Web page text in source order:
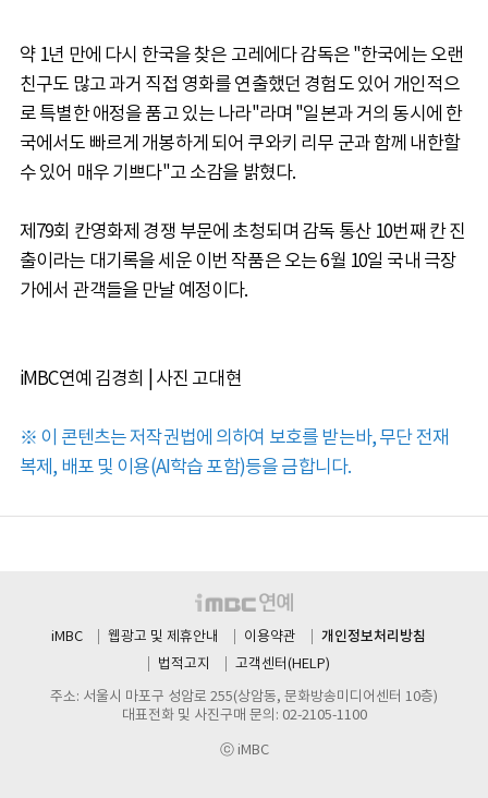
약 1년 만에 다시 한국을 찾은 고레에다 감독은 "한국에는 오랜
친구도 많고 과거 직접 영화를 연출했던 경험도 있어 개인적으
로 특별한 애정을 품고 있는 나라"라며 "일본과 거의 동시에 한
국에서도 빠르게 개봉하게 되어 쿠와키 리무 군과 함께 내한할
수 있어 매우 기쁘다"고 소감을 밝혔다.
제79회 칸영화제 경쟁 부문에 초청되며 감독 통산 10번째 칸 진
출이라는 대기록을 세운 이번 작품은 오는 6월 10일 국내 극장
가에서 관객들을 만날 예정이다.
iMBC연예 김경희 | 사진 고대현
※ 이 콘텐츠는 저작권법에 의하여 보호를 받는바, 무단 전재
복제, 배포 및 이용(AI학습 포함)등을 금합니다.
iMBC 웹광고 및 제휴안내 이용약관 개인정보처리방침
법적고지
고객센터(HELP)
주소: 서울시 마포구 성암로 255(상암동, 문화방송미디어센터 10층)
대표전화 및 사진구매 문의: 02-2105-1100
ⓒ iMBC